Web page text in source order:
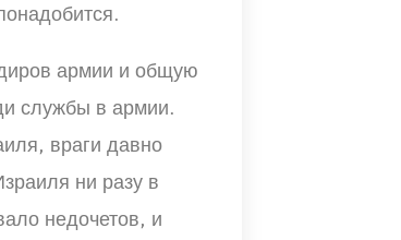
армии и общую
службы в армии.
враги давно
ни разу в
недочетов, и